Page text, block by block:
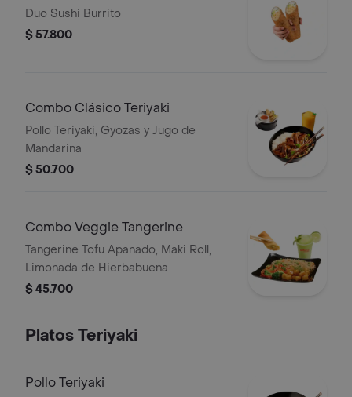
Duo Sushi Burrito
$ 57.800
Combo Clásico Teriyaki
Pollo Teriyaki, Gyozas y Jugo de
Mandarina
$ 50.700
Combo Veggie Tangerine
Tangerine Tofu Apanado, Maki Roll,
Limonada de Hierbabuena
$ 45.700
Platos Teriyaki
Pollo Teriyaki